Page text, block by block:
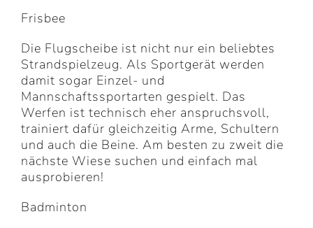
Frisbee
Die Flugscheibe ist nicht nur ein beliebtes
Strandspielzeug. Als Sportgerät werden
damit sogar Einzel- und
Mannschaftssportarten gespielt. Das
Werfen ist technisch eher anspruchsvoll,
trainiert dafür gleichzeitig Arme, Schultern
und auch die Beine. Am besten zu zweit die
nächste Wiese suchen und einfach mal
ausprobieren!
Badminton